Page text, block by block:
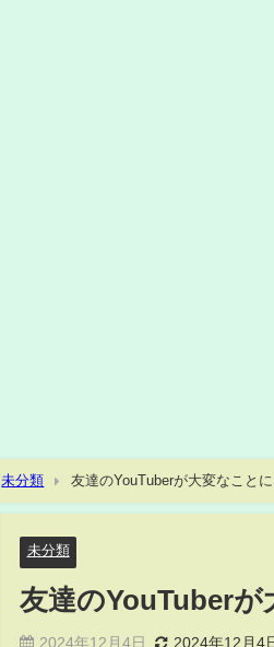
未分類 友達のYouTuberが大変なこと
未分類
友達のYouTuberが
2024年12月4日 2024年12月4